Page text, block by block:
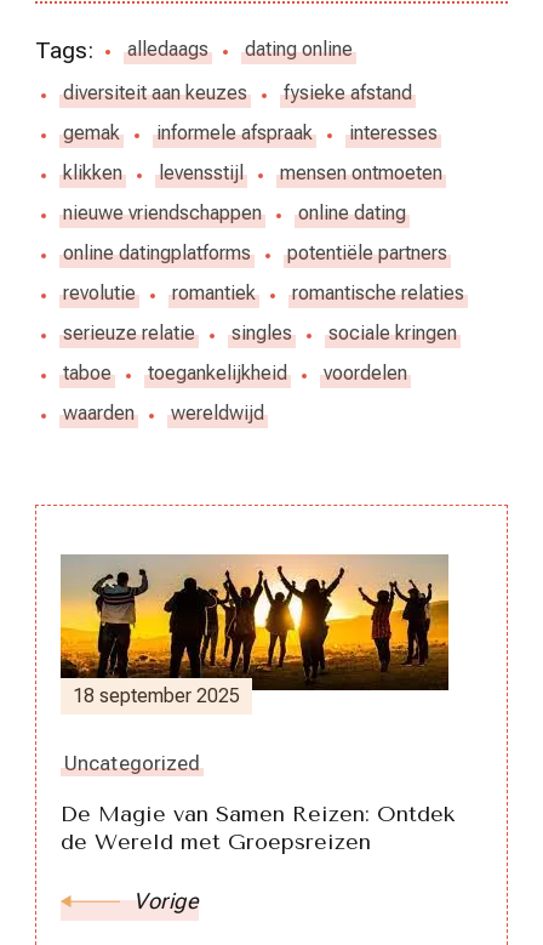
Tags: alledaags
dating online
diversiteit aan keuzes
fysieke afstand
gemak
informele afspraak
interesses
klikken
levensstijl
mensen ontmoeten
nieuwe vriendschappen
online dating
online datingplatforms
potentiële partners
revolutie
romantiek
romantische relaties
serieuze relatie
singles
sociale kringen
taboe
toegankelijkheid
voordelen
waarden
wereldwijd
Berichtnavigatie
18 september 2025
Uncategorized
De Magie van Samen Reizen: Ontdek
de Wereld met Groepsreizen
Vorige